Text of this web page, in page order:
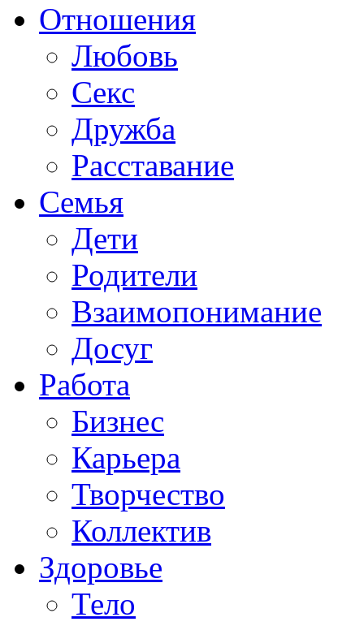
Отношения
Любовь
Секс
Дружба
Расставание
Семья
Дети
Родители
Взаимопонимание
Досуг
Работа
Бизнес
Карьера
Творчество
Коллектив
Здоровье
Тело